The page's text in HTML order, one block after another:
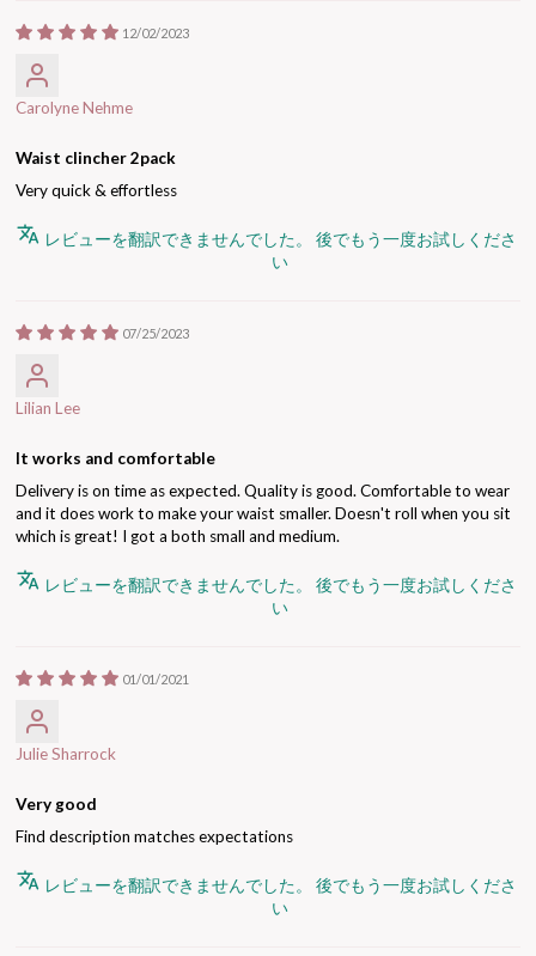
12/02/2023
Carolyne Nehme
Waist clincher 2pack
Very quick & effortless
レビューを翻訳できませんでした。 後でもう一度お試しくださ
い
07/25/2023
Lilian Lee
It works and comfortable
Delivery is on time as expected. Quality is good. Comfortable to wear
and it does work to make your waist smaller. Doesn't roll when you sit
which is great! I got a both small and medium.
レビューを翻訳できませんでした。 後でもう一度お試しくださ
い
01/01/2021
Julie Sharrock
Very good
Find description matches expectations
レビューを翻訳できませんでした。 後でもう一度お試しくださ
い